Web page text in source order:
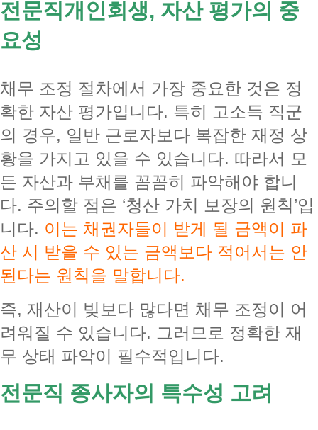
전문직개인회생, 자산 평가의 중
요성
채무 조정 절차에서 가장 중요한 것은 정
확한 자산 평가입니다. 특히 고소득 직군
의 경우, 일반 근로자보다 복잡한 재정 상
황을 가지고 있을 수 있습니다. 따라서 모
든 자산과 부채를 꼼꼼히 파악해야 합니
다. 주의할 점은 ‘청산 가치 보장의 원칙’입
니다. 이는 채권자들이 받게 될 금액이 파
산 시 받을 수 있는 금액보다 적어서는 안
된다는 원칙을 말합니다.
즉, 재산이 빚보다 많다면 채무 조정이 어
려워질 수 있습니다. 그러므로 정확한 재
무 상태 파악이 필수적입니다.
전문직 종사자의 특수성 고려